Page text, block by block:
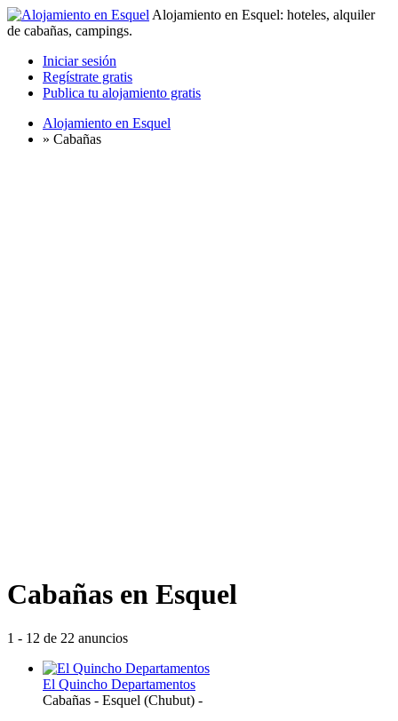
Alojamiento en Esquel: hoteles, alquiler
de cabañas, campings.
Iniciar sesión
Regístrate gratis
Publica tu alojamiento gratis
Alojamiento en Esquel
» Cabañas
Cabañas en Esquel
1 - 12 de 22 anuncios
El Quincho Departamentos
Cabañas - Esquel (Chubut) -